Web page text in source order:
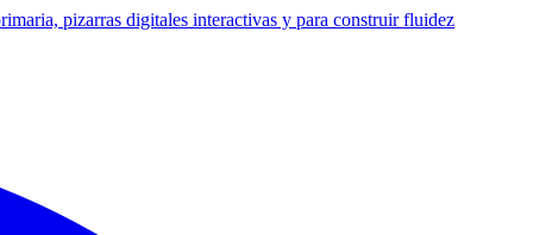
pizarras digitales interactivas y para construir fluidez